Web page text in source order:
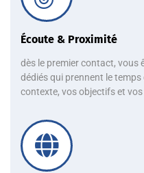
Écoute & Proximité
dès le premier contact, vous
dédiés qui prennent le
contexte, vos objectifs et